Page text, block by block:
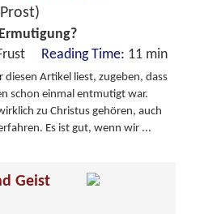
Reading Time: 11 min
Artikel liest, zugeben, dass
schon einmal entmutigt war.
zu Christus gehören, auch
Es ist gut, wenn wir ...
Geist